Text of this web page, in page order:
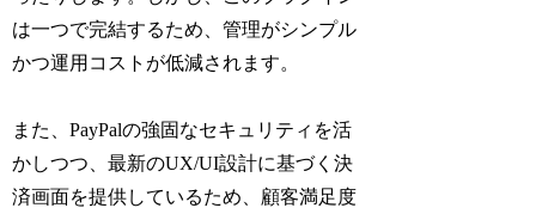
は一つで完結するため、管理がシンプル
かつ運用コストが低減されます。
また、PayPalの強固なセキュリティを活
かしつつ、最新のUX/UI設計に基づく決
済画面を提供しているため、顧客満足度